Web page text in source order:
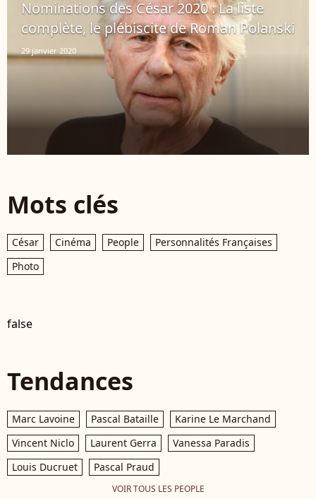
Nominations des César 2020 : La liste
complète, le plébiscite de Roman Polanski
29 janvier 2020
Mots clés
César Cinéma People
Personnalités Françaises
Photo
false
Tendances
Marc Lavoine Pascal Bataille
Karine Le Marchand
Vincent Niclo
Laurent Gerra
Vanessa Paradis
Louis Ducruet
Pascal Praud
VOIR TOUS LES PEOPLE